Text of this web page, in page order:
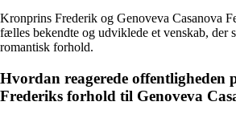
Kronprins Frederik og Genoveva Casanova
fælles bekendte og udviklede et venskab, der
romantisk forhold.
Hvordan reagerede offentligheden
Frederiks forhold til Genoveva